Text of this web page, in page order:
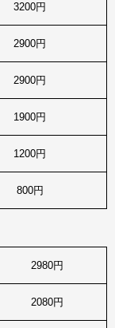
3200円
2900円
2900円
1900円
1200円
800円
2980円
2080円